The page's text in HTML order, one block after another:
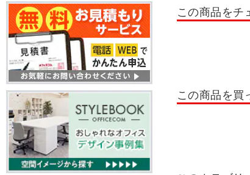
この商品をチ
この商品を買